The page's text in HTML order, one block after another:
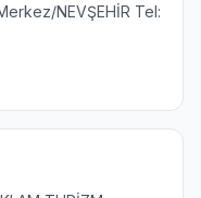
NEVŞEHİR Tel: